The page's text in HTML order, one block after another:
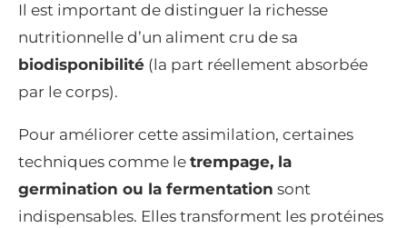
Il est important de distinguer la richesse
nutritionnelle d’un aliment cru de sa
biodisponibilité (la part réellement absorbée
par le corps).
Pour améliorer cette assimilation, certaines
techniques comme le trempage, la
germination ou la fermentation sont
indispensables. Elles transforment les protéines